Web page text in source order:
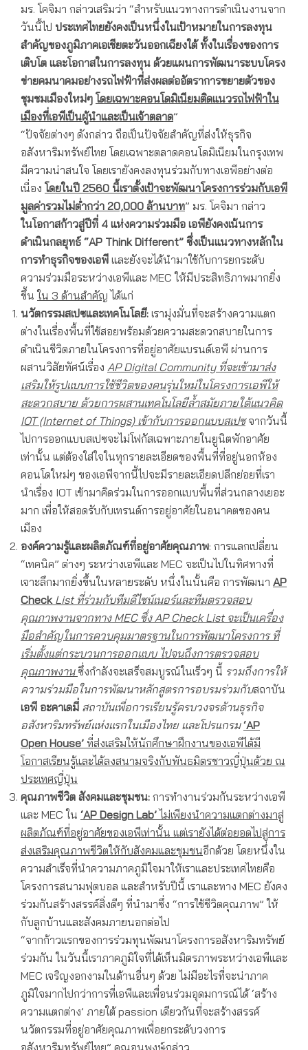
มร. โคจิมา กล่าวเสริมว่า “สำหรับแนวทางการดำเนินงานจาก
วันนี้ไป ประเทศไทยยังคงเป็นหนึ่งในเป้าหมายในการลงทุน
สำคัญของภูมิภาคเอเชียตะวันออกเฉียงใต้ ทั้งในเรื่องของการ
เติบโต และโอกาสในการลงทุน ด้วยแผนการพัฒนาระบบโครง
ข่ายคมนาคมอย่างรถไฟฟ้าที่ส่งผลต่ออัตราการขยายตัวของ
ชุมชมเมืองใหม่ๆ โดยเฉพาะคอนโดมิเนียมติดแนวรถไฟฟ้าใน
เมืองที่เอพีเป็นผู้นำและเป็นเจ้าตลาด”
“ปัจจัยต่างๆ ดังกล่าว ถือเป็นปัจจัยสำคัญที่ส่งให้ธุรกิจ
อสังหาริมทรัพย์ไทย โดยเฉพาะตลาดคอนโดมิเนียมในกรุงเทพ
มีความน่าสนใจ โดยเรายังคงลงทุนร่วมกับทางเอพีอย่างต่อ
เนื่อง โดยในปี 2560 นี้เราตั้งเป้าจะพัฒนาโครงการร่วมกับเอพี
มูลค่ารวมไม่ต่ำกว่า 20,000 ล้านบาท” มร. โคจิมา กล่าว
ในโอกาสก้าวสู่ปีที่ 4 แห่งความร่วมมือ เอพียังคงเน้นการ
ดำเนินกลยุทธ์ “AP Think Different” ซึ่งเป็นแนวทางหลักใน
การทำธุรกิจของเอพี และยังจะได้นำมาใช้กับการยกระดับ
ความร่วมมือระหว่างเอพีและ MEC ให้มีประสิทธิภาพมากยิ่ง
ขึ้นใน 3 ด้านสำคัญ ได้แก่
นวัตกรรมสเปซและเทคโนโลยี: เรามุ่งมั่นที่จะสร้างความแตก
ต่างในเรื่องพื้นที่ใช้สอยพร้อมด้วยความสะดวกสบายในการ
ดำเนินชีวิตภายในโครงการที่อยู่อาศัยแบรนด์เอพี ผ่านการ
ผสานวิสัยทัศน์เรื่อง AP Digital Community ที่จะเข้ามาส่ง
เสริมให้รูปแบบการใช้ชีวิตของคนรุ่นใหม่ในโครงการเอพีให้
สะดวกสบาย ด้วยการผสานเทคโนโลยีล้ำสมัยภายใต้แนวคิด
IOT (Internet of Things) เข้ากับการออกแบบสเปซจากวันนี้
ไปการออกแบบสเปซจะไม่โฟกัสเฉพาะภายในยูนิตพักอาศัย
เท่านั้น แต่ต้องใส่ใจในทุกรายละเอียดของพื้นที่ที่อยู่นอกห้อง
คอนโดใหม่ๆ ของเอพีจากนี้ไปจะมีรายละเอียดปลีกย่อยที่เรา
นำเรื่อง IOT เข้ามาคิดร่วมในการออกแบบพื้นที่ส่วนกลางเยอะ
มาก เพื่อให้สอดรับกับเทรนด์การอยู่อาศัยในอนาคตของคน
เมือง
องค์ความรู้และผลิตภัณฑ์ที่อยู่อาศัยคุณภาพ: การแลกเปลี่ยน
“เทคนิค” ต่างๆ ระหว่างเอพีและ MEC จะเป็นไปในทิศทางที่
เจาะลึกมากยิ่งขึ้นในหลายระดับ หนึ่งในนั้นคือ การพัฒนา AP
Check List ที่ร่วมกับทีมดีไซน์เนอร์และทีมตรวจสอบ
คุณภาพงานจากทาง MEC ซึ่ง AP Check List จะเป็นเครื่อง
มือสำคัญในการควบคุมมาตรฐานในการพัฒนาโครงการ ที่
เริ่มตั้งแต่กระบวนการออกแบบ ไปจนถึงการตรวจสอบ
คุณภาพงานซึ่งกำลังจะเสร็จสมบูรณ์ในเร็วๆ นี้ รวมถึงการให้
ความร่วมมือในการพัฒนาหลักสูตรการอบรมร่วมกับสถาบัน
เอพี อะคาเดมี่ สถาบันเพื่อการเรียนรู้ครบวงจรด้านธุรกิจ
อสังหาริมทรัพย์แห่งแรกในเมืองไทย และโปรแกรม‘AP
Open House’ ที่ส่งเสริมให้นักศึกษาฝึกงานของเอพีได้มี
โอกาสเรียนรู้และได้ลงสนามจริงกับพันธมิตรชาวญี่ปุ่นด้วย ณ
ประเทศญี่ปุ่น
คุณภาพชีวิต สังคมและชุมชน: การทำงานร่วมกันระหว่างเอพี
และ MEC ใน ‘AP Design Lab’ไม่เพียงนำความแตกต่างมาสู่
ผลิตภัณฑ์ที่อยู่อาศัยของเอพีเท่านั้น แต่เรายังได้ต่อยอดไปสู่การ
ส่งเสริมคุณภาพชีวิตให้กับสังคมและชุมชนอีกด้วย โดยหนึ่งใน
ความสำเร็จที่นำความภาคภูมิใจมาให้เราและประเทศไทยคือ
โครงการสนามฟุตบอล และสำหรับปีนี้ เราและทาง MEC ยังคง
ร่วมกันสร้างสรรค์สิ่งดีๆ ที่นำมาซึ่ง “การใช้ชีวิตคุณภาพ” ให้
กับลูกบ้านและสังคมภายนอกต่อไป
“จากก้าวแรกของการร่วมทุนพัฒนาโครงการอสังหาริมทรัพย์
ร่วมกัน ในวันนี้เราภาคภูมิใจที่ได้เห็นมิตรภาพระหว่างเอพีและ
MEC เจริญงอกงามในด้านอื่นๆ ด้วย ไม่มีอะไรที่จะน่าภาค
ภูมิใจมากไปกว่าการที่เอพีและเพื่อนร่วมอุดมการณ์ได้ ‘สร้าง
ความแตกต่าง’ ภายใต้ passion เดียวกันที่จะสร้างสรรค์
นวัตกรรมที่อยู่อาศัยคุณภาพเพื่อยกระดับวงการ